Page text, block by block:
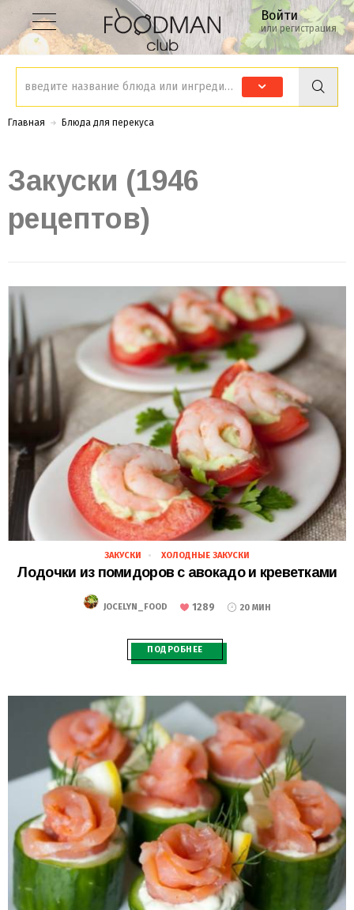
Войти
или регистрация
Главная Блюда для перекуса
Закуски (1946
рецептов)
28.02.2021
ЗАКУСКИ ХОЛОДНЫЕ ЗАКУСКИ
Лодочки из помидоров с авокадо и креветками
JOCELYN_FOOD 1289 20 МИН
ПОДРОБНЕЕ